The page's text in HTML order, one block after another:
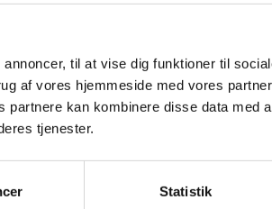
til at vise dig funktioner til
af vores hjemmeside med vores
partnere kan kombinere disse data med
tjenester.
Statistik